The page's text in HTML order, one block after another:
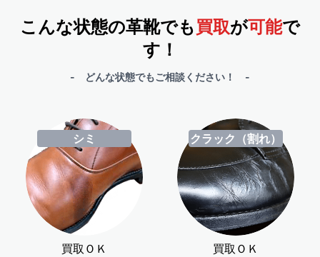
こんな状態の革靴でも買取が可能で
す！
- どんな状態でもご相談ください！ -
シミ
買取ＯＫ
クラック（割れ）
買取ＯＫ